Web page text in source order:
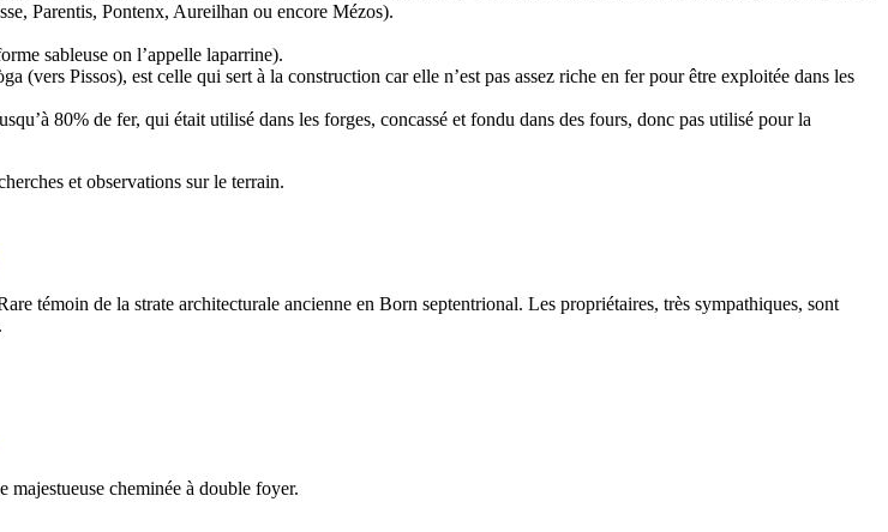
Parentis, Pontenx, Aureilhan ou encore Mézos).
sableuse on l’appelle laparrine).
(vers Pissos), est celle qui sert à la construction car elle n’est pas assez riche en fer pour être exploitée dans les
80% de fer, qui était utilisé dans les forges, concassé et fondu dans des fours, donc pas utilisé pour la
et observations sur le terrain.
témoin de la strate architecturale ancienne en Born septentrional. Les propriétaires, très sympathiques, sont
cheminée à double foyer.